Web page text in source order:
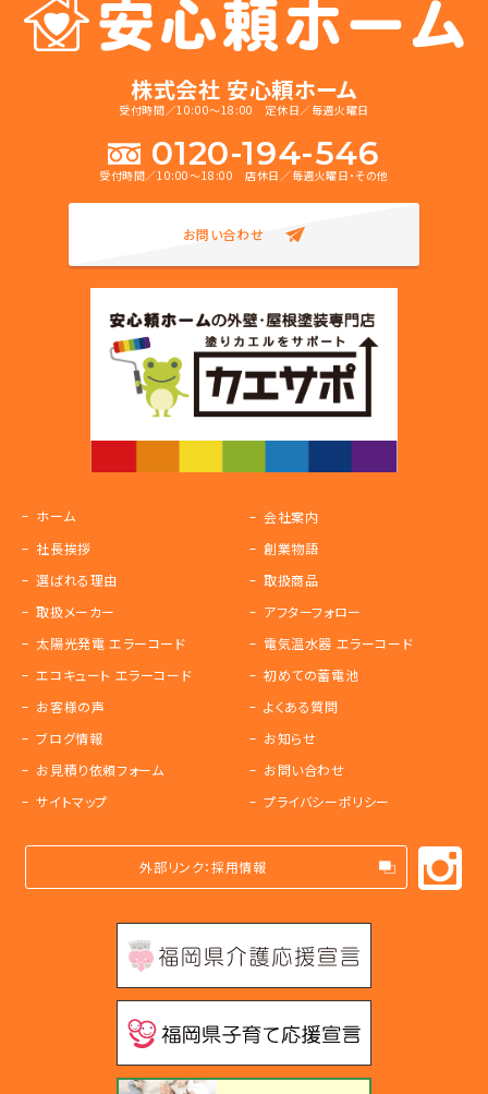
株式会社 安心頼ホーム
受付時間／10:00～18:00 定休日／毎週火曜日
0120-194-546
受付時間／10:00～18:00 店休日／毎週火曜日・その他
お問い合わせ
ホーム
会社案内
社長挨拶
創業物語
選ばれる理由
取扱商品
取扱メーカー
アフターフォロー
太陽光発電 エラーコード
電気温水器 エラーコード
エコキュート エラーコード
初めての蓄電池
お客様の声
よくある質問
ブログ情報
お知らせ
お見積り依頼フォーム
お問い合わせ
サイトマップ
プライバシーポリシー
外部リンク：採用情報